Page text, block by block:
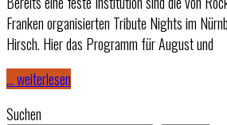
Franken organisierten Tribute Nights im
Hirsch. Hier das Programm für August und
… weiterlesen
Suchen